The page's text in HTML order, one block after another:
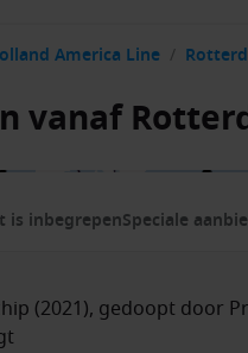
America Line /
vanaf
is inbegrepenSpeciale
(2021), gedoopt door